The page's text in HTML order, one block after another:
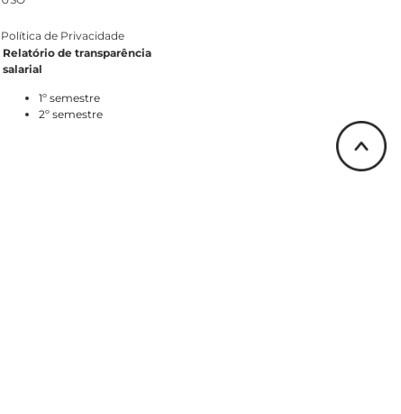
Política de Privacidade
Relatório de transparência
salarial
1º semestre
2º semestre